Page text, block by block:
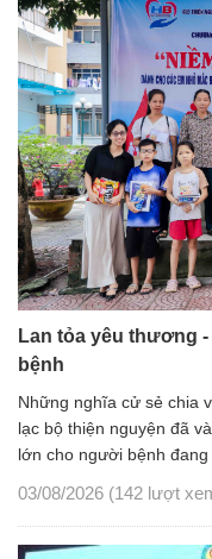
Lan tỏa yêu thương
bệnh
Những nghĩa cử sẻ chia
lạc bộ thiện nguyện đã
lớn cho người bệnh
03/08/2026 (142 lượt